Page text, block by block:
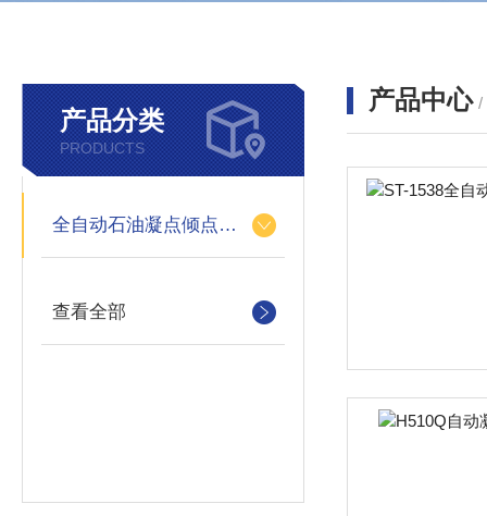
产品分类
PRODUCTS
全自动石油凝点倾点测定仪
查看全部
产品中心 /